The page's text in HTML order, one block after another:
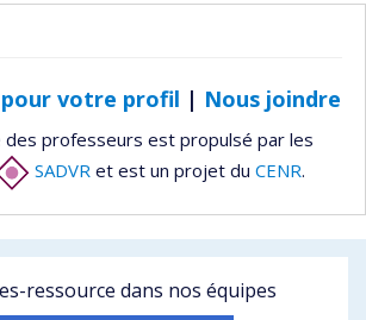
votre profil | Nous joindre
des professeurs est propulsé par les
SADVR et est un projet du CENR.
ressource dans nos équipes